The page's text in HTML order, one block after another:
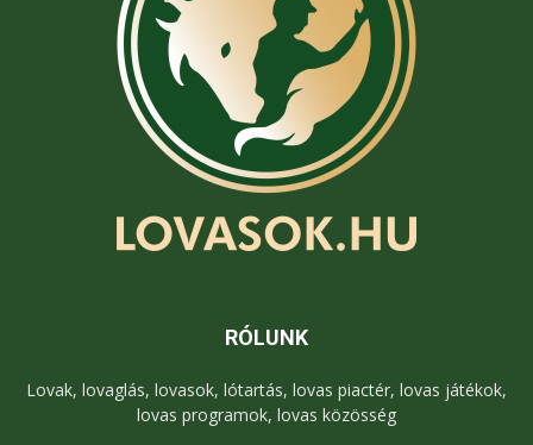
RÓLUNK
Lovak, lovaglás, lovasok, lótartás, lovas piactér, lovas játékok,
lovas programok, lovas közösség